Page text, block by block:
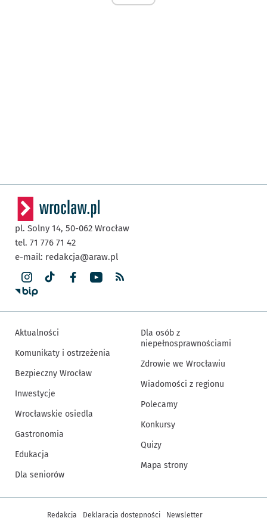
pl. Solny 14, 50-062 Wrocław
tel. 71 776 71 42
e-mail: redakcja@araw.pl
Aktualności
Komunikaty i ostrzeżenia
Bezpieczny Wrocław
Inwestycje
Wrocławskie osiedla
Gastronomia
Edukacja
Dla seniorów
Dla osób z
niepełnosprawnościami
Zdrowie we Wrocławiu
Wiadomości z regionu
Polecamy
Konkursy
Quizy
Mapa strony
Inne informacje
Redakcja Deklaracja dostępności Newsletter